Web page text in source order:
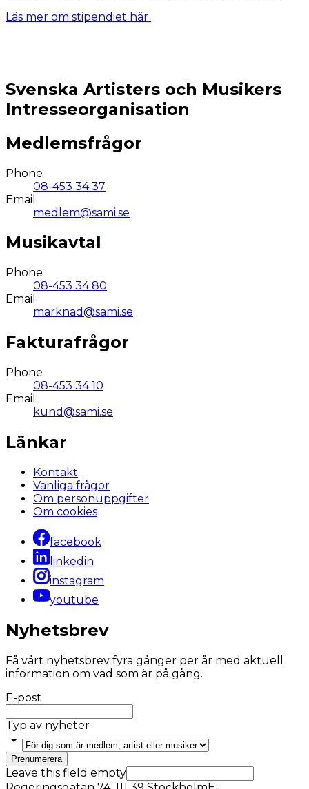
Läs mer om stipendiet här
Svenska Artisters och Musikers
Intresseorganisation
Medlemsfrågor
Phone
08-453 34 37
Email
medlem@sami.se
Musikavtal
Phone
08-453 34 80
Email
marknad@sami.se
Fakturafrågor
Phone
08-453 34 10
Email
kund@sami.se
Länkar
Kontakt
Vanliga frågor
Om personuppgifter
Om cookies
facebook
linkedin
instagram
youtube
Nyhetsbrev
Få vårt nyhetsbrev fyra gånger per år med aktuell
information om vad som är på gång.
E-post
Typ av nyheter
Prenumerera
Leave this field empty